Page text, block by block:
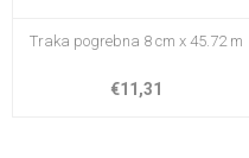
Traka pogrebna 8 cm x 45.72 m
€11,31